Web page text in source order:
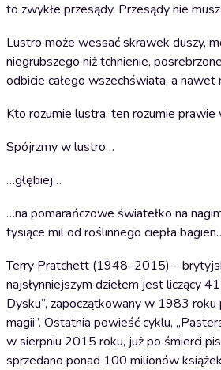
to zwykłe przesądy. Przesądy nie
Lustro może wessać skrawek duszy,
niegrubszego niż tchnienie,
odbicie całego wszechświata, a nawet
Kto rozumie lustra, ten rozumie prawie
Spójrzmy w lustro…
…głębiej…
…na pomarańczowe światełko na
tysiące mil od roślinnego ciepła
Terry Pratchett (1948–2015) –
najsłynniejszym dziełem jest liczący
Dysku”, zapoczątkowany w 1983 roku
magii”. Ostatnia powieść cyklu,
w sierpniu 2015 roku, już po śmierci
sprzedano ponad 100 milionów